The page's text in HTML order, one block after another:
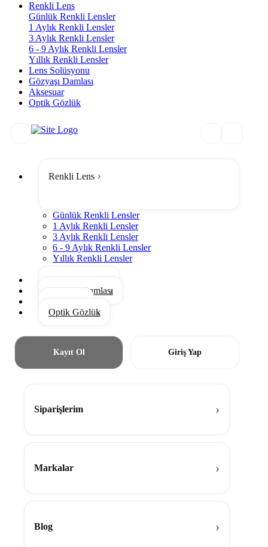
Renkli Lens
Günlük Renkli Lensler
1 Aylık Renkli Lensler
3 Aylık Renkli Lensler
6 - 9 Aylık Renkli Lensler
Yıllık Renkli Lensler
Lens Solüsyonu
Gözyaşı Damlası
Aksesuar
Optik Gözlük
Renkli Lens
Günlük Renkli Lensler
1 Aylık Renkli Lensler
3 Aylık Renkli Lensler
6 - 9 Aylık Renkli Lensler
Yıllık Renkli Lensler
Gözyaşı Damlası
Optik Gözlük
Kayıt Ol Giriş Yap
Siparişlerim
Markalar
Blog